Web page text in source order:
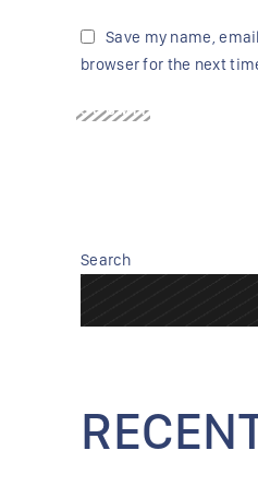
Save my name,
browser for the next
SUBMIT
Search